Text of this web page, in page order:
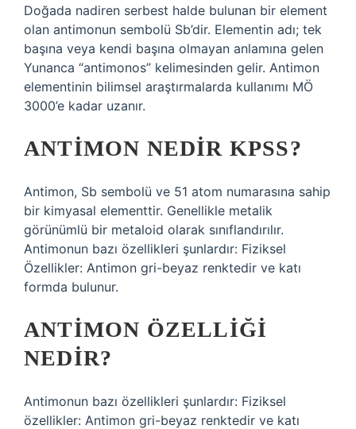
Doğada nadiren serbest halde bulunan bir element
olan antimonun sembolü Sb’dir. Elementin adı; tek
başına veya kendi başına olmayan anlamına gelen
Yunanca “antimonos” kelimesinden gelir. Antimon
elementinin bilimsel araştırmalarda kullanımı MÖ
3000’e kadar uzanır.
ANTIMON NEDIR KPSS?
Antimon, Sb sembolü ve 51 atom numarasına sahip
bir kimyasal elementtir. Genellikle metalik
görünümlü bir metaloid olarak sınıflandırılır.
Antimonun bazı özellikleri şunlardır: Fiziksel
Özellikler: Antimon gri-beyaz renktedir ve katı
formda bulunur.
ANTIMON ÖZELLIĞI
NEDIR?
Antimonun bazı özellikleri şunlardır: Fiziksel
özellikler: Antimon gri-beyaz renktedir ve katı